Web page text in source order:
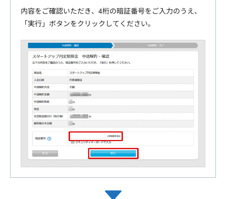
内容をご確認いただき、4桁の暗証番号をご入力のうえ、
「実行」ボタンをクリックしてください。